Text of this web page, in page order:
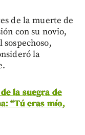
de la muerte de
con su novio,
la
la suegra de
“Tú eras mío,